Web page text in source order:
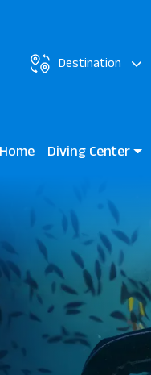
Destination
Home Diving Center